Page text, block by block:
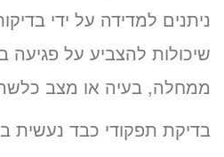
ניתנים למדידה על ידי
שיכולות להצביע על פגיעה
ממחלה, בעיה או מצב
בדיקת תפקודי כבד נעשית